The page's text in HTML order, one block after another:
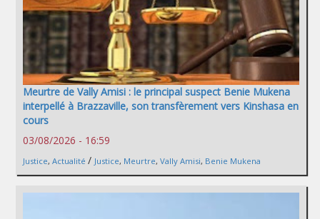
Meurtre de Vally Amisi : le principal suspect Benie Mukena
interpellé à Brazzaville, son transfèrement vers Kinshasa en
cours
03/08/2026 - 16:59
Justice, Actualité / Justice, Meurtre, Vally Amisi, Benie Mukena